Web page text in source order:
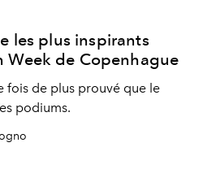
les plus inspirants
Week de Copenhague
fois de plus prouvé que le
podiums.